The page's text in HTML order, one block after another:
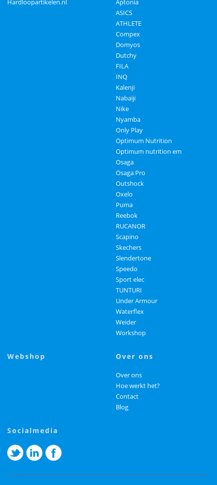
Hardloopartikelen.nl
Aptonia
ASICS
ATHLETE
Compex
Domyos
Dutchy
FILA
INQ
Kalenji
Nabaiji
Nike
Nyamba
Only Play
Optimum Nutrition
Optimum nutrition em
Osaga
Osaga Pro
Outshock
Oxelo
Puma
Reebok
RUCANOR
Scapino
Skechers
Slendertone
Speedo
Sport elec
TUNTURI
Under Armour
Waterflex
Weider
Workshop
webshop over ons
Over ons
Hoe werkt het?
Contact
Blog
socialmedia